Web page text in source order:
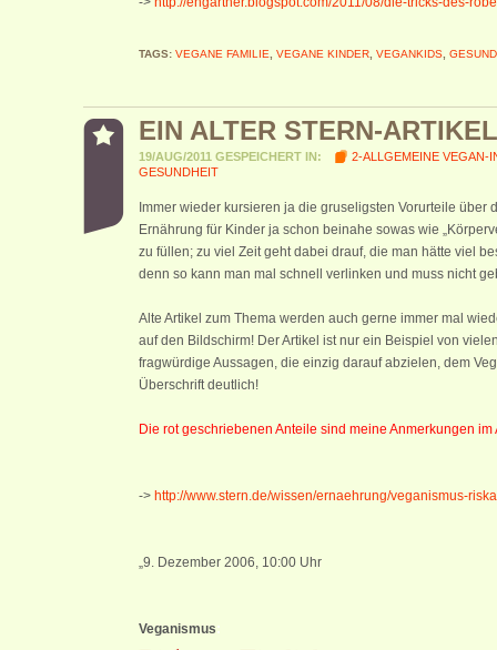
TAGS: VEGANE FAMILIE VEGANE KINDER VEGANKIDS
EIN ALTER STERN-ARTIKEL
19/AUG/2011 GESPEICHERT IN:
2-ALLGEMEINE VEGAN-
GESUNDHEIT
Immer wieder kursieren ja die gruseligsten Vorurteile
Ernährung für Kinder ja schon beinahe sowas wie
zu füllen; zu viel Zeit geht dabei drauf, die man hätte viel
denn so kann man mal schnell verlinken und muss nicht
Alte Artikel zum Thema werden auch gerne immer mal
auf den Bildschirm! Der Artikel ist nur ein Beispiel von
fragwürdige Aussagen, die einzig darauf abzielen, dem
Überschrift deutlich!
Die rot geschriebenen Anteile sind meine Anmerkungen im
-> http://www.stern.de/wissen/ernaehrung/veganismus-
„9. Dezember 2006, 10:00 Uhr
Veganismus: